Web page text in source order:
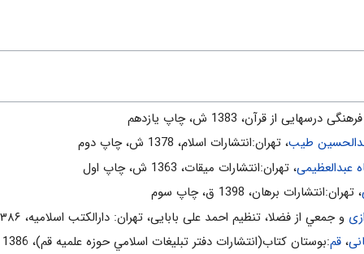
درسهايى از قرآن، 1383 ش، چاپ يازدهم
طیب، تهران:انتشارات اسلام‌، 1378 ش‌، چاپ دوم‌
، تهران:انتشارات ميقات، 1363 ش، چاپ اول
، تهران:انتشارات برهان، 1398 ق، چاپ سوم
و جمعي از فضلا، تنظیم احمد علی بابایی، تهران: دارالکتب اسلامیه، ۱۳۸۶ش
، قم:بوستان كتاب(انتشارات دفتر تبليغات اسلامي حوزه علميه قم)، 1386 ش‌، چاپ پنجم‌